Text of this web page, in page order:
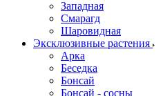
Западная
Смарагд
Шаровидная
Эксклюзивные растения
Арка
Беседка
Бонсай
Бонсай - сосны